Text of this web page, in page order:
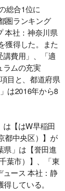
総合1位に
圏ランキング
本社：神奈川県
獲得した。また
費用」、「適
ラムの充実
目と、都道府県
は2016年から8
【はW早稲田
都中央区）】が
県」は【誉田進
葉市）】、「東
ース 本社：静
している。